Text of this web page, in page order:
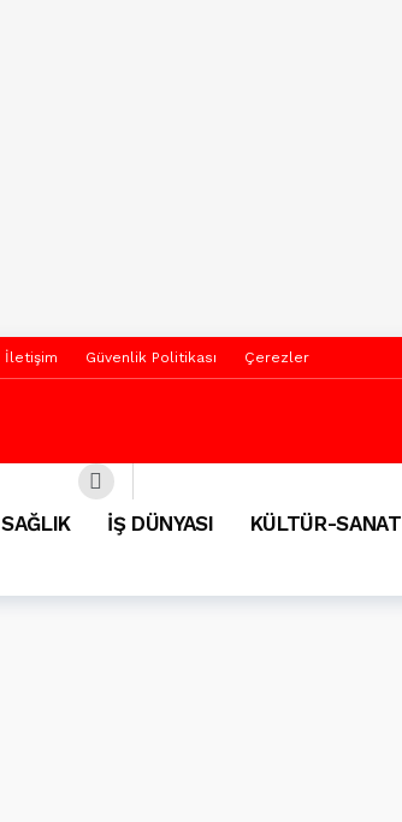
İletişim Güvenlik Politikası Çerezler
SAĞLIK İŞ DÜNYASI KÜLTÜR-SANAT